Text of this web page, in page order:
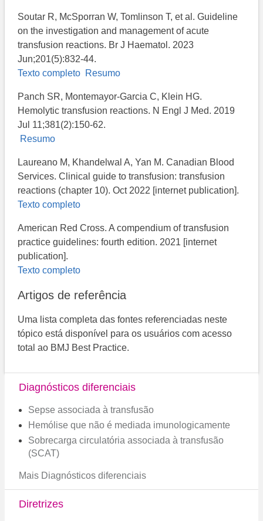
Soutar R, McSporran W, Tomlinson T, et al. Guideline
on the investigation and management of acute
transfusion reactions. Br J Haematol. 2023
Jun;201(5):832-44.
Texto completo Resumo
Panch SR, Montemayor-Garcia C, Klein HG.
Hemolytic transfusion reactions. N Engl J Med. 2019
Jul 11;381(2):150-62.
Resumo
Laureano M, Khandelwal A, Yan M​. Canadian Blood
Services. Clinical guide to transfusion: transfusion
reactions (chapter 10). Oct 2022 [internet publication].
Texto completo
American Red Cross. A compendium of transfusion
practice guidelines: fourth edition. 2021 [internet
publication].
Texto completo
Artigos de referência
Uma lista completa das fontes referenciadas neste
tópico está disponível para os usuários com acesso
total ao BMJ Best Practice.
Diagnósticos diferenciais
Sepse associada à transfusão
Hemólise que não é mediada imunologicamente
Sobrecarga circulatória associada à transfusão
(SCAT)
Mais Diagnósticos diferenciais
Diretrizes